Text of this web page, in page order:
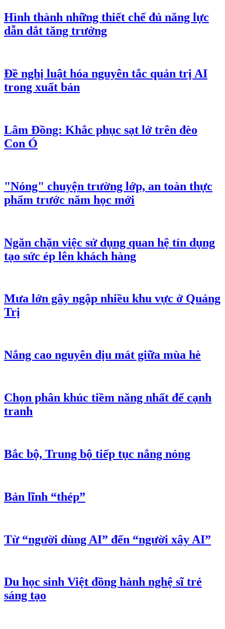
Hình thành những thiết chế đủ năng lực
dẫn dắt tăng trưởng
Đề nghị luật hóa nguyên tắc quản trị AI
trong xuất bản
Lâm Đồng: Khắc phục sạt lở trên đèo
Con Ó
"Nóng" chuyện trường lớp, an toàn thực
phẩm trước năm học mới
Ngăn chặn việc sử dụng quan hệ tín dụng
tạo sức ép lên khách hàng
Mưa lớn gây ngập nhiều khu vực ở Quảng
Trị
Nắng cao nguyên dịu mát giữa mùa hè
Chọn phân khúc tiềm năng nhất để cạnh
tranh
Bắc bộ, Trung bộ tiếp tục nắng nóng
Bản lĩnh “thép”
Từ “người dùng AI” đến “người xây AI”
Du học sinh Việt đồng hành nghệ sĩ trẻ
sáng tạo